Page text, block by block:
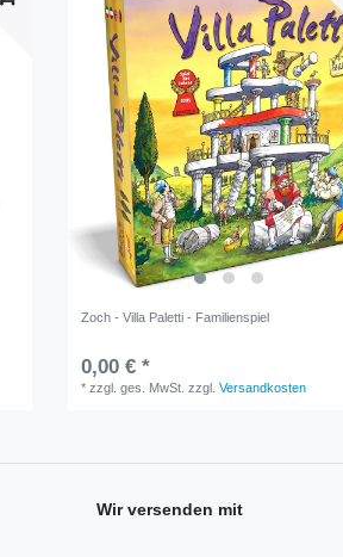
Zoch - Villa Paletti - Familienspiel
0,00 € *
*zzgl. ges. MwSt. zzgl.Versandkosten
Wir versenden mit